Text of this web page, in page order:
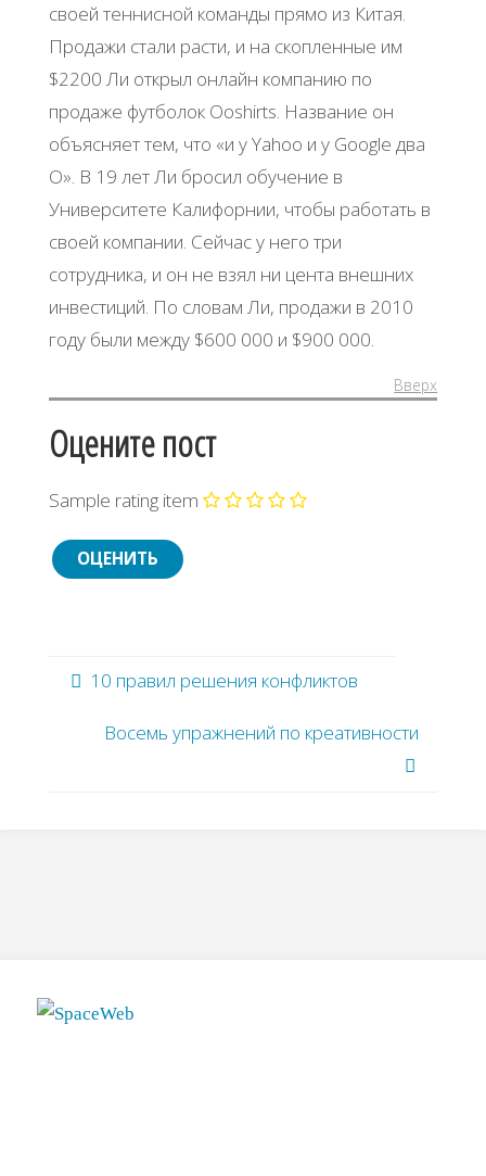
своей теннисной команды прямо из Китая.
Продажи стали расти, и на скопленные им
$2200 Ли открыл онлайн компанию по
продаже футболок Ooshirts. Название он
объясняет тем, что «и у Yahoo и у Google два
О». В 19 лет Ли бросил обучение в
Университете Калифорнии, чтобы работать в
своей компании. Сейчас у него три
сотрудника, и он не взял ни цента внешних
инвестиций. По словам Ли, продажи в 2010
году были между $600 000 и $900 000.
Вверх
Оцените пост
Sample rating item
10 правил решения конфликтов
Восемь упражнений по креативности